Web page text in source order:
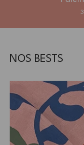
NOS BESTS